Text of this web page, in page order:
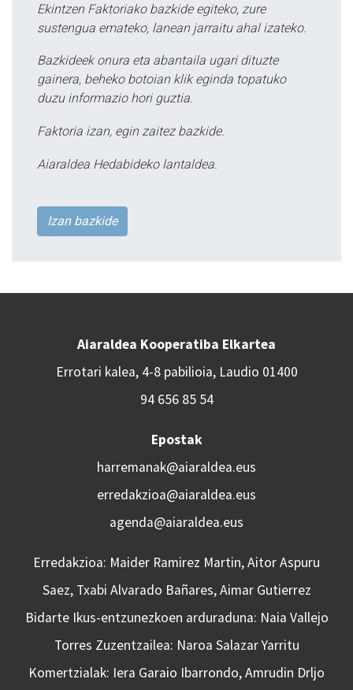
Ekintzen Faktoriako bazkide egiteko, zure
sustengua emateko, lanean jarraitu ahal izateko.
Bazkideek onura eta abantaila ugari dituzte
gainera, beheko botoian klik eginda topatuko
duzu informazio hori guztia.
Faktoria izan, egin zaitez bazkide.
Aiaraldea Hedabideko lantaldea.
Izan bazkide
Aiaraldea Kooperatiba Elkartea
Errotari kalea, 4-8 pabilioia, Laudio 01400
94 656 85 54
Epostak
harremanak@aiaraldea.eus
erredakzioa@aiaraldea.eus
agenda@aiaraldea.eus
Erredakzioa: Maider Ramirez Martin, Aitor Aspuru
Saez, Txabi Alvarado Bañares, Aimar Gutierrez
Bidarte Ikus-entzunezkoen arduraduna: Naia Vallejo
Torres Zuzentzailea: Naroa Salazar Yarritu
Komertzialak: Iera Garaio Ibarrondo, Amrudin Drljo